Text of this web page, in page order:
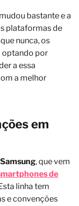
bastante e a
plataformas de
nunca, os
optando por
a essa
a melhor
em
Samsung, que vem
de
linha tem
e convenções